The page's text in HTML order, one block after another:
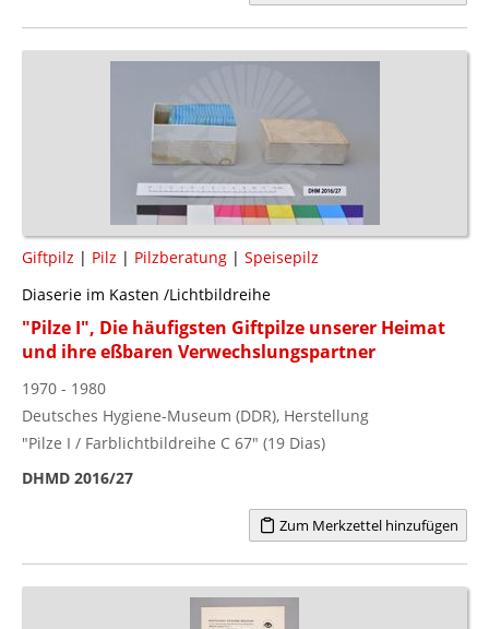
Giftpilz | Pilz | Pilzberatung | Speisepilz
Diaserie im Kasten /Lichtbildreihe
"Pilze I", Die häufigsten Giftpilze unserer Heimat
und ihre eßbaren Verwechslungspartner
1970 - 1980
Deutsches Hygiene-Museum (DDR), Herstellung
"Pilze I / Farblichtbildreihe C 67" (19 Dias)
DHMD 2016/27
Zum Merkzettel hinzufügen